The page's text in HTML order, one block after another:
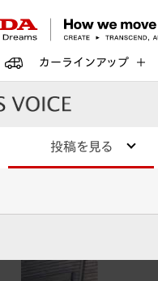
カーラインアップ
投稿を見る